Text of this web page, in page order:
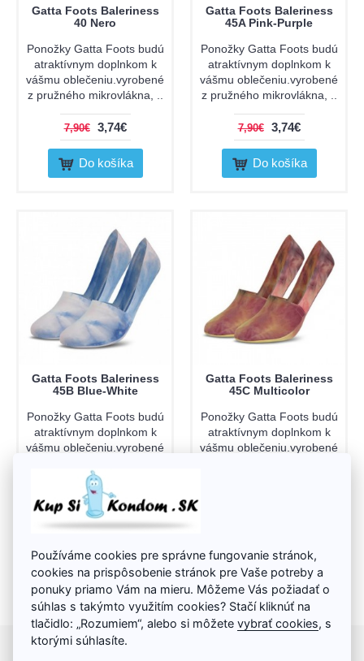
Gatta Foots Baleriness
40 Nero
Ponožky Gatta Foots budú
atraktívnym doplnkom k
vášmu oblečeniu.vyrobené
z pružného mikrovlákna, ..
7,90€ 3,74€
Do košíka
Gatta Foots Baleriness
45A Pink-Purple
Ponožky Gatta Foots budú
atraktívnym doplnkom k
vášmu oblečeniu.vyrobené
z pružného mikrovlákna, ..
7,90€ 3,74€
Do košíka
Gatta Foots Baleriness
45B Blue-White
Ponožky Gatta Foots budú
atraktívnym doplnkom k
vášmu oblečeniu.vyrobené
7,90€ 3,74€
Do košíka
Gatta Foots Baleriness
45C Multicolor
Ponožky Gatta Foots budú
atraktívnym doplnkom k
vášmu oblečeniu.vyrobené
Zobrazujem od 1 do 6 zo 6 (1 strán)
Používáme cookies pre správne fungovanie stránok,
cookies na prispôsobenie stránok pre Vaše potreby a
ponuky priamo Vám na mieru. Môžeme Vás požiadať o
súhlas s takýmto využitím cookies? Stačí kliknúť na
tlačidlo: „Rozumiem“, alebo si môžetevybrať cookies, s
ktorými súhlasíte.